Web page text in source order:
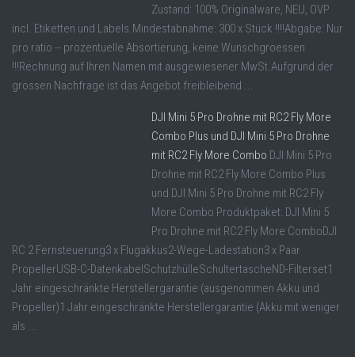
Zustand: 100% Originalware, NEU, OVP
incl. Etiketten und Labels.Mindestabnahme: 300 x Stück !!!!Abgabe: Nur
pro ratio -- prozentuelle Absortierung, keine Wunschgroessen
!!!Rechnung auf Ihren Namen mit ausgewiesener MwSt.Aufgrund der
grossen Nachfrage ist das Angebot freibleibend ...
DJI Mini 5 Pro Drohne mit RC2 Fly More
Combo Plus und DJI Mini 5 Pro Drohne
mit RC2 Fly More Combo DJI Mini 5 Pro
Drohne mit RC2 Fly More Combo Plus
und DJI Mini 5 Pro Drohne mit RC2 Fly
More Combo Produktpaket: DJI Mini 5
Pro Drohne mit RC2 Fly More ComboDJI
RC 2 Fernsteuerung3 x Flugakkus2-Wege-Ladestation3 x Paar
PropellerUSB-C-DatenkabelSchutzhülleSchultertascheND-Filterset1
Jahr eingeschränkte Herstellergarantie (ausgenommen Akku und
Propeller)1 Jahr eingeschränkte Herstellergarantie (Akku mit weniger
als ...